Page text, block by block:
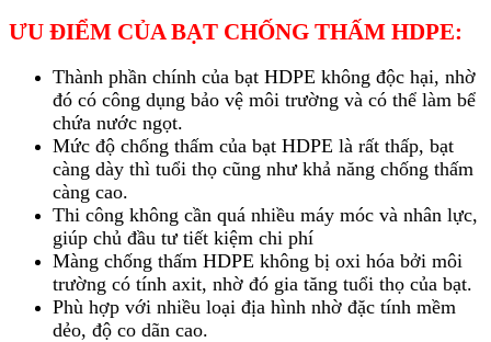
ƯU ĐIỂM CỦA BẠT CHỐNG THẤM HDPE:
Thành phần chính của bạt HDPE không độc hại, nhờ
đó có công dụng bảo vệ môi trường và có thể làm bể
chứa nước ngọt.
Mức độ chống thấm của bạt HDPE là rất thấp, bạt
càng dày thì tuổi thọ cũng như khả năng chống thấm
càng cao.
Thi công không cần quá nhiều máy móc và nhân lực,
giúp chủ đầu tư tiết kiệm chi phí
Màng chống thấm HDPE không bị oxi hóa bởi môi
trường có tính axit, nhờ đó gia tăng tuổi thọ của bạt.
Phù hợp với nhiều loại địa hình nhờ đặc tính mềm
dẻo, độ co dãn cao.